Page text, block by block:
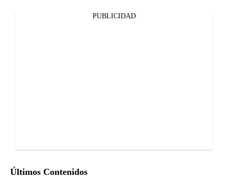
PUBLICIDAD
Últimos Contenidos